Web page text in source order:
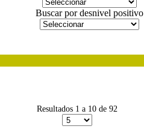
Buscar por desnivel positivo
Resultados 1 a 10 de 92